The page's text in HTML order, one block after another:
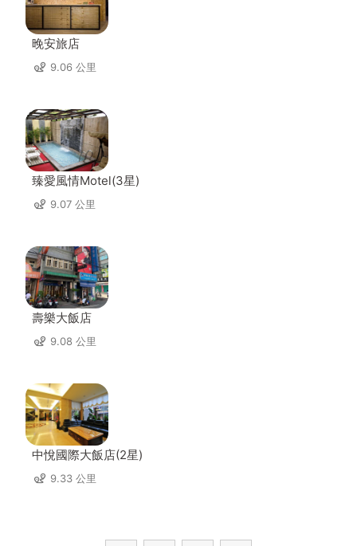
晚安旅店
9.06 公里
臻愛風情Motel(3星)
9.07 公里
壽樂大飯店
9.08 公里
中悅國際大飯店(2星)
9.33 公里